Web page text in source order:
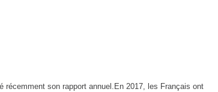
récemment son rapport annuel.En 2017, les Français ont